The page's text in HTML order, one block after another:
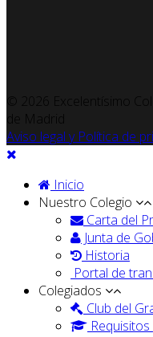
© 2026 Excelentísimo
de Madrid
Aviso legal y Política de
Inicio
Nuestro Colegio
Carta del
Junta de
Historia
Portal de
Colegiados
Club del